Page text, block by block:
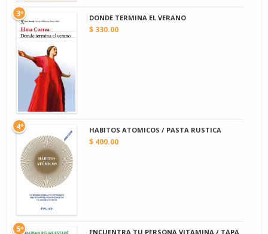
DONDE TERMINA EL VERANO
$ 330.00
3º
HABITOS ATOMICOS / PASTA RUSTICA
$ 400.00
4º
ENCUENTRA TU PERSONA VITAMINA / TAPA
5º